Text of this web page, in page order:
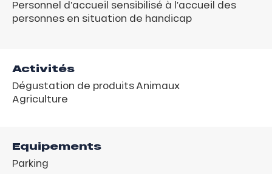
Personnel d’accueil sensibilisé à l’accueil des
personnes en situation de handicap
Activités
Dégustation de produits
Agriculture
Animaux
Equipements
Parking